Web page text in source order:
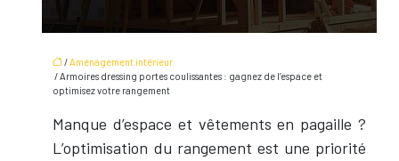
/Aménagement intérieur
/ Armoires dressing portes coulissantes : gagnez de l’espace et
optimisez votre rangement
Manque d’espace et vêtements en pagaille ?
L’optimisation du rangement est une priorité